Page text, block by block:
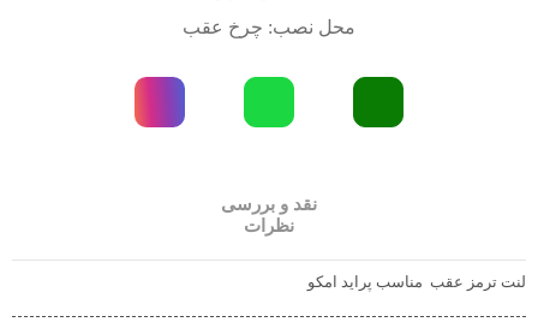
محل نصب: چرخ عقب
نقد و بررسی
نظرات
لنت ترمز عقب مناسب پراید امکو